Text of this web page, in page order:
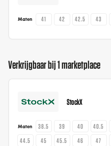
Maten 41 42 42.5 43
Verkrijgbaar bij 1 marketplace
StockX
Maten 38.5 39 40 40.5
44.5
45 45.5 46 47